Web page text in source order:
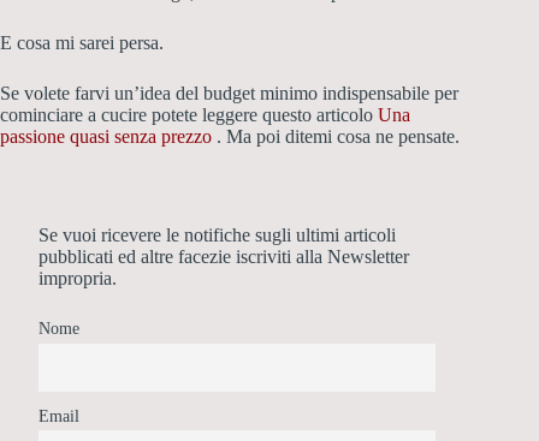
E cosa mi sarei persa.
Se volete farvi un’idea del budget minimo indispensabile per
cominciare a cucire potete leggere questo articolo Una
passione quasi senza prezzo . Ma poi ditemi cosa ne pensate.
Se vuoi ricevere le notifiche sugli ultimi articoli
pubblicati ed altre facezie iscriviti alla Newsletter
impropria.
Nome
Email